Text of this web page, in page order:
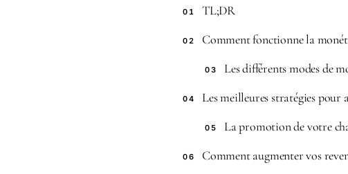
01 TL;DR
02 Comment fonctionne la
03 Les différents modes de
04 Les meilleures stratégies
05 La promotion de votre
06 Comment augmenter vos